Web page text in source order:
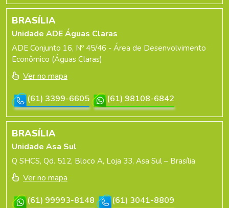
BRASÍLIA
Unidade ADE Águas Claras
ADE Conjunto 16, Nº 45/46 - Área de Desenvolvimento
Econômico (Águas Claras)
Ver no mapa
(61) 3399-6605
(61) 98108-6842
BRASÍLIA
Unidade Asa Sul
Q SHCS, Qd. 512, Bloco A, Loja 33, Asa Sul – Brasília
Ver no mapa
(61) 99993-8148
(61) 3041-8809